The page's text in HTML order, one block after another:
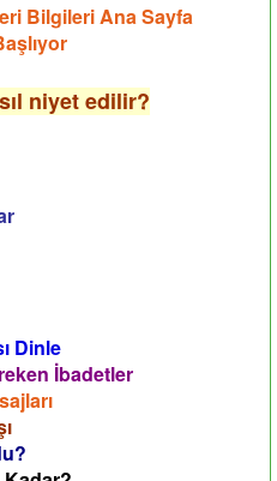
Bilgileri Ana Sayfa
niyet edilir?
Dinle
İbadetler